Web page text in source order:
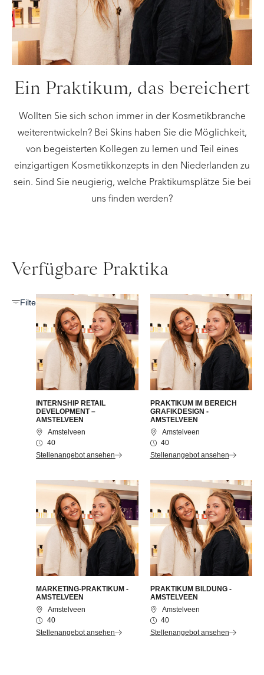
Ein Praktikum, das bereichert
Wollten Sie sich schon immer in der Kosmetikbranche
weiterentwickeln? Bei Skins haben Sie die Möglichkeit,
von begeisterten Kollegen zu lernen und Teil eines
einzigartigen Kosmetikkonzepts in den Niederlanden zu
sein. Sind Sie neugierig, welche Praktikumsplätze Sie bei
uns finden werden?
Verfügbare Praktika
Filter
INTERNSHIP RETAIL
DEVELOPMENT –
AMSTELVEEN
Amstelveen
40
Stellenangebot ansehen
PRAKTIKUM IM BEREICH
GRAFIKDESIGN -
AMSTELVEEN
Amstelveen
40
Stellenangebot ansehen
MARKETING-PRAKTIKUM -
AMSTELVEEN
Amstelveen
40
Stellenangebot ansehen
PRAKTIKUM BILDUNG -
AMSTELVEEN
Amstelveen
40
Stellenangebot ansehen